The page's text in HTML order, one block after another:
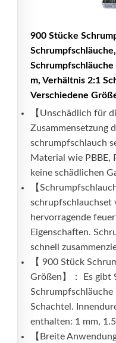
900 Stücke
m, Verhältnis 2:1
Verschiedene
【Unschädlich für
Zusammensetzung
schrumpfschlauch
Material wie PBBE,
keine schädlichen
【
schrupfschlauchset
hervorragende
Eigenschaften.
schnell
【 900 Stück
Größen】： Es gibt
Schachtel.
enthalten: 1 mm,
【Breite